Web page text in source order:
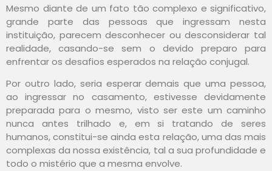
Mesmo diante de um fato tão complexo e significativo,
grande parte das pessoas que ingressam nesta
instituição, parecem desconhecer ou desconsiderar tal
realidade, casando-se sem o devido preparo para
enfrentar os desafios esperados na relação conjugal.
Por outro lado, seria esperar demais que uma pessoa,
ao ingressar no casamento, estivesse devidamente
preparada para o mesmo, visto ser este um caminho
nunca antes trilhado e, em si tratando de seres
humanos, constitui-se ainda esta relação, uma das mais
complexas da nossa existência, tal a sua profundidade e
todo o mistério que a mesma envolve.